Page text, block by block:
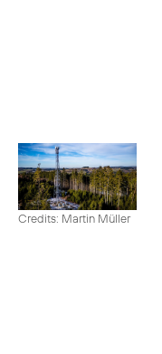
Credits: Martin Müller